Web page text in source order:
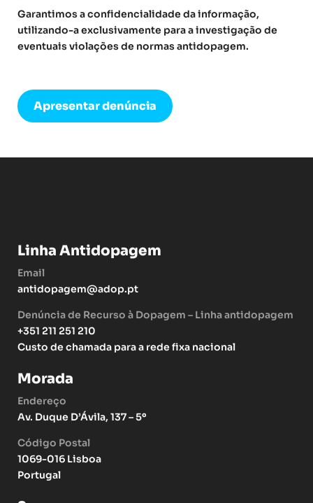
Garantimos a confidencialidade da informação,
utilizando-a exclusivamente para a investigação de
eventuais violações de normas antidopagem.
Apresentar denúncia
Linha Antidopagem
Email
antidopagem@adop.pt
Denúncia de Recurso à Dopagem – Linha antidopagem
+351 211 251 210
Custo de chamada para a rede fixa nacional
Morada
Endereço
Av. Duque D’Ávila, 137 – 5º
Código Postal
1069-016 Lisboa
Portugal